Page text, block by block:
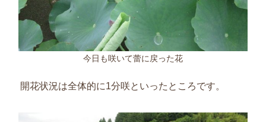
今日も咲いて蕾に戻った花
開花状況は全体的に1分咲といったところです。